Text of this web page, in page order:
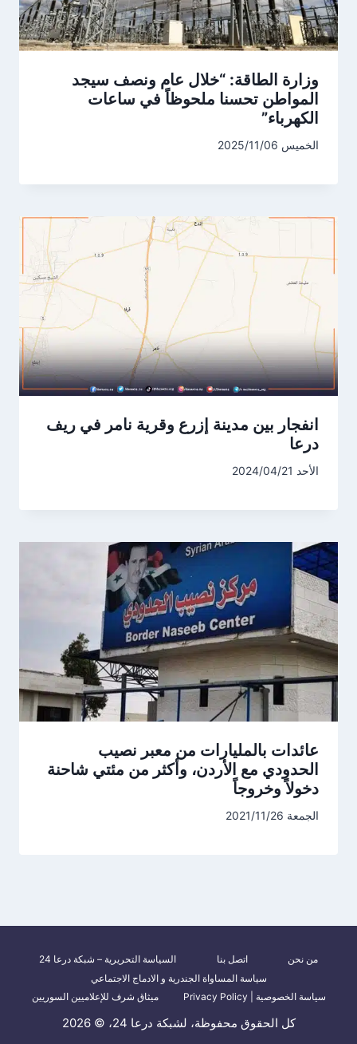
وزارة الطاقة: “خلال عام ونصف سيجد
المواطن تحسنا ملحوظاً في ساعات
الكهرباء”
الخميس 2025/11/06
انفجار بين مدينة إزرع وقرية نامر في ريف
درعا
الأحد 2024/04/21
عائدات بالمليارات من معبر نصيب
الحدودي مع الأردن، وأكثر من مئتي شاحنة
دخولاً وخروجاً
الجمعة 2021/11/26
من نحن اتصل بنا
السياسة التحريرية – شبكة درعا 24
سياسة المساواة الجندرية و الادماج الاجتماعي
سياسة الخصوصية | Privacy Policy
ميثاق شرف للإعلاميين السوريين
كل الحقوق محفوظة، لشبكة درعا 24، © 2026